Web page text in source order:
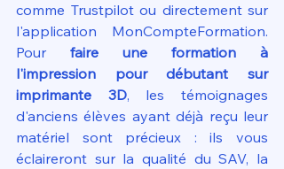
comme Trustpilot ou directement sur
l'application MonCompteFormation.
Pour faire une formation à
l'impression pour débutant sur
imprimante 3D, les témoignages
d'anciens élèves ayant déjà reçu leur
matériel sont précieux : ils vous
éclaireront sur la qualité du SAV, la